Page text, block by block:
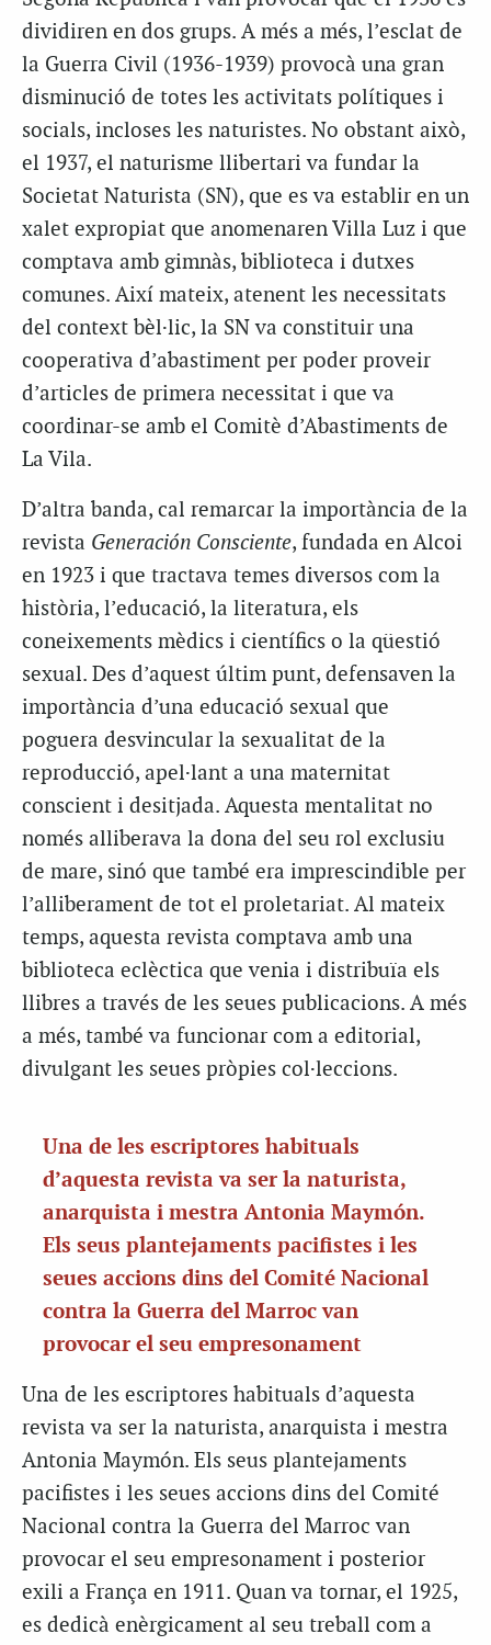
dividiren en dos grups. A més a més, l’esclat de
la Guerra Civil (1936-1939) provocà una gran
disminució de totes les activitats polítiques i
socials, incloses les naturistes. No obstant això,
el 1937, el naturisme llibertari va fundar la
Societat Naturista (SN), que es va establir en un
xalet expropiat que anomenaren Villa Luz i que
comptava amb gimnàs, biblioteca i dutxes
comunes. Així mateix, atenent les necessitats
del context bèl·lic, la SN va constituir una
cooperativa d’abastiment per poder proveir
d’articles de primera necessitat i que va
coordinar-se amb el Comitè d’Abastiments de
La Vila.
D’altra banda, cal remarcar la importància de la
revista Generación Consciente, fundada en Alcoi
en 1923 i que tractava temes diversos com la
història, l’educació, la literatura, els
coneixements mèdics i científics o la qüestió
sexual. Des d’aquest últim punt, defensaven la
importància d’una educació sexual que
poguera desvincular la sexualitat de la
reproducció, apel·lant a una maternitat
conscient i desitjada. Aquesta mentalitat no
només alliberava la dona del seu rol exclusiu
de mare, sinó que també era imprescindible per
l’alliberament de tot el proletariat. Al mateix
temps, aquesta revista comptava amb una
biblioteca eclèctica que venia i distribuïa els
llibres a través de les seues publicacions. A més
a més, també va funcionar com a editorial,
divulgant les seues pròpies col·leccions.
Una de les escriptores habituals
d’aquesta revista va ser la naturista,
anarquista i mestra Antonia Maymón.
Els seus plantejaments pacifistes i les
seues accions dins del Comité Nacional
contra la Guerra del Marroc van
provocar el seu empresonament
Una de les escriptores habituals d’aquesta
revista va ser la naturista, anarquista i mestra
Antonia Maymón. Els seus plantejaments
pacifistes i les seues accions dins del Comité
Nacional contra la Guerra del Marroc van
provocar el seu empresonament i posterior
exili a França en 1911. Quan va tornar, el 1925,
es dedicà enèrgicament al seu treball com a